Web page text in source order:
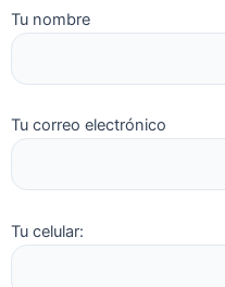
Tu nombre
Tu correo electrónico
Tu celular: